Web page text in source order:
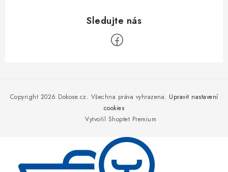
Vytvořil Shoptet Premium
Copyright 2026 Dokose.cz. Všechna práva vyhrazena. Upravit nastavení
cookies